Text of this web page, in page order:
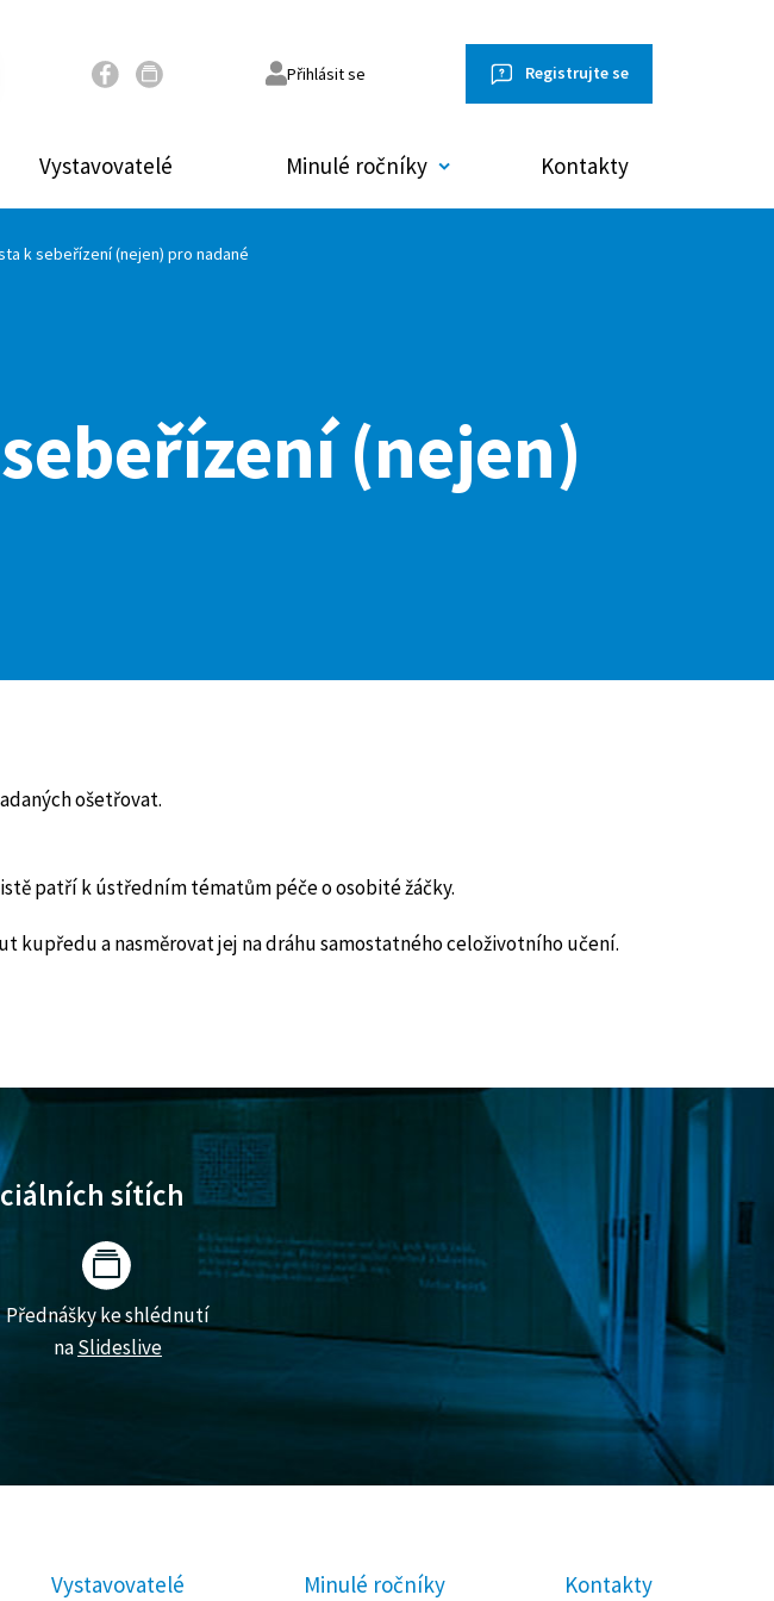
Přihlásit se Registrujte se
Vystavovatelé Minulé ročníky Kontakty
k sebeřízení (nejen) pro nadané
(nejen)
ošetřovat.
patří k ústředním tématům péče o osobité žáčky.
kupředu a nasměrovat jej na dráhu samostatného celoživotního učení.
sítích
Přednášky ke shlédnutí
naSlideslive
Vystavovatelé Minulé ročníky Kontakty